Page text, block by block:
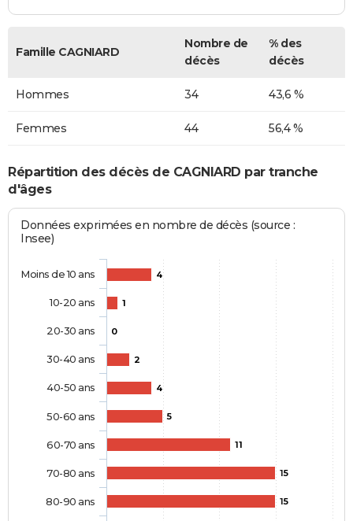
Famille CAGNIARD
Nombre de
décès
% des
décès
Hommes 34 43,6 %
Femmes 44 56,4 %
Répartition des décès de CAGNIARD par tranche
d'âges
Données exprimées en nombre de décès (source :
Insee)
4
1
0
2
4
5
11
15
15
Moins de 10 ans
10-20 ans
20-30 ans
30-40 ans
40-50 ans
50-60 ans
60-70 ans
70-80 ans
80-90 ans